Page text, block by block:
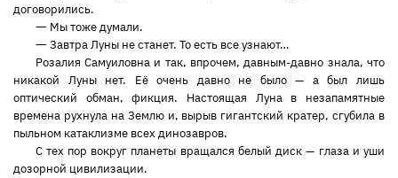
договорились.
— Мы тоже думали.
— Завтра Луны не станет. То есть все узнают…
Розалия Самуиловна и так, впрочем, давным-давно знала, что
никакой Луны нет. Её очень давно не было — а был лишь
оптический обман, фикция. Настоящая Луна в незапамятные
времена рухнула на Землю и, вырыв гигантский кратер, сгубила в
пыльном катаклизме всех динозавров.
С тех пор вокруг планеты вращался белый диск — глаза и уши
дозорной цивилизации.